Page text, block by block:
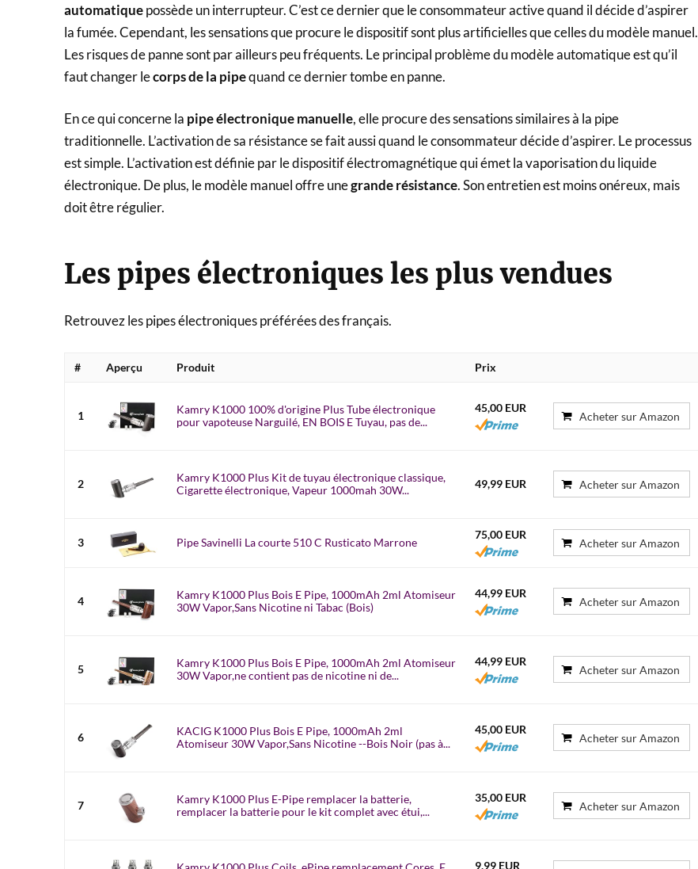
automatiquepossède un interrupteur. C’est ce dernier que le consommateur active quand il décide d’aspirer
la fumée. Cependant, les sensations que procure le dispositif sont plus artificielles que celles du modèle manuel.
Les risques de panne sont par ailleurs peu fréquents. Le principal problème du modèle automatique est qu’il
faut changer lecorps de la pipequand ce dernier tombe en panne.
En ce qui concerne la pipe électronique manuelle, elle procure des sensations similaires à la pipe
traditionnelle. L’activation de sa résistance se fait aussi quand le consommateur décide d’aspirer. Le processus
est simple. L’activation est définie par le dispositif électromagnétique qui émet la vaporisation du liquide
électronique. De plus, le modèle manuel offre unegrande résistance. Son entretien est moins onéreux, mais
doit être régulier.
Les pipes électroniques les plus vendues
Retrouvez les pipes électroniques préférées des français.
# Aperçu Produit Prix
1
Kamry K1000 100% d'origine Plus Tube électronique
pour vapoteuse Narguilé, EN BOIS E Tuyau, pas de...
45,00 EUR
Acheter sur Amazon
2
Kamry K1000 Plus Kit de tuyau électronique classique,
Cigarette électronique, Vapeur 1000mah 30W...
49,99 EUR Acheter sur Amazon
3 Pipe Savinelli La courte 510 C Rusticato Marrone
75,00 EUR
Acheter sur Amazon
4
Kamry K1000 Plus Bois E Pipe, 1000mAh 2ml Atomiseur
30W Vapor,Sans Nicotine ni Tabac (Bois)
44,99 EUR
Acheter sur Amazon
5
Kamry K1000 Plus Bois E Pipe, 1000mAh 2ml Atomiseur
30W Vapor,ne contient pas de nicotine ni de...
44,99 EUR
Acheter sur Amazon
6
KACIG K1000 Plus Bois E Pipe, 1000mAh 2ml
Atomiseur 30W Vapor,Sans Nicotine --Bois Noir (pas à...
45,00 EUR
Acheter sur Amazon
7
Kamry K1000 Plus E-Pipe remplacer la batterie,
remplacer la batterie pour le kit complet avec étui,...
35,00 EUR
Acheter sur Amazon
9,99 EUR